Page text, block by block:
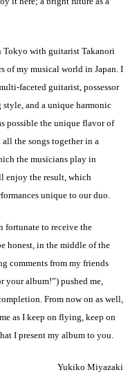
with guitarist Takanori
of my musical world in Japan. I
faceted guitarist, possessor
and a unique harmonic
possible the unique flavor of
the songs together in a
the musicians play in
enjoy the result, which
unique to our duo.
fortunate to receive the
honest, in the middle of the
comments from my friends
your album!”) pushed me,
From now on as well,
as I keep on flying, keep on
I present my album to you.
Yukiko Miyazaki